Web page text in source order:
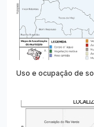
Uso e ocupação de